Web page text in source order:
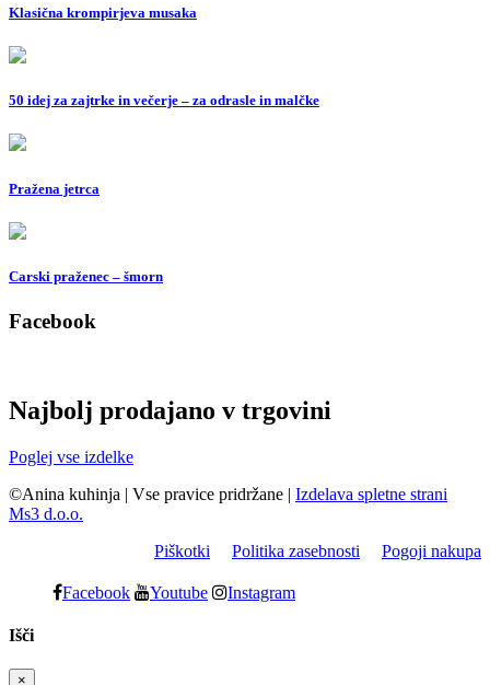
Klasična krompirjeva musaka
50 idej za zajtrke in večerje – za odrasle in malčke
Pražena jetrca
Carski praženec – šmorn
Facebook
Najbolj prodajano v trgovini
Poglej vse izdelke
©Anina kuhinja | Vse pravice pridržane | Izdelava spletne strani
Ms3 d.o.o.
Piškotki
Politika zasebnosti Pogoji nakupa
Facebook Youtube Instagram
Išči
×